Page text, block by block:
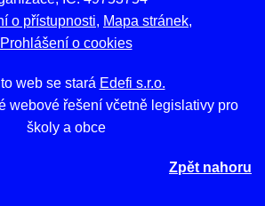
o přístupnosti
Mapa stránek
Prohlášení o cookies
web se stará Edefi s.r.o.
webové řešení včetně legislativy pro
školy a obce
Zpět nahoru